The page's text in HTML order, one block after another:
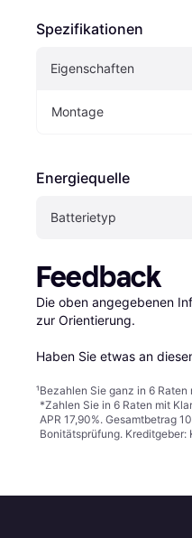
Spezifikationen
Eigenschaften
Montage
Energiequelle
Batterietyp
Feedback
Die oben angegebenen
zur Orientierung.
Haben Sie etwas an
¹Bezahlen Sie ganz in 6 Raten
*Zahlen Sie in 6 Raten mit
APR 17,90%. Gesamtbetrag
Bonitätsprüfung. Kreditgeber: